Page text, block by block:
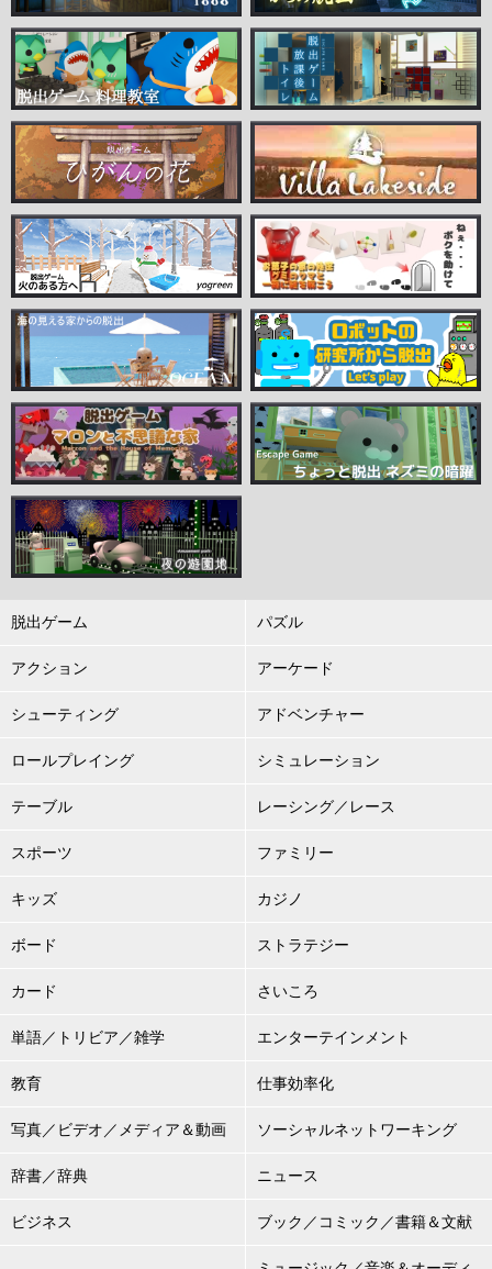
脱出ゲーム パズル
アクション アーケード
シューティング アドベンチャー
ロールプレイング シミュレーション
テーブル レーシング／レース
スポーツ ファミリー
キッズ カジノ
ボード ストラテジー
カード さいころ
単語／トリビア／雑学 エンターテインメント
教育 仕事効率化
写真／ビデオ／メディア＆動画 ソーシャルネットワーキング
辞書／辞典 ニュース
ビジネス ブック／コミック／書籍＆文献